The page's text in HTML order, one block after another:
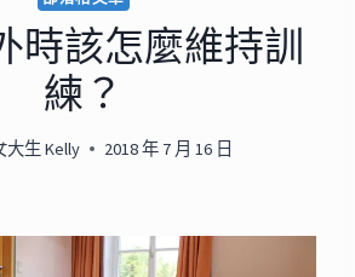
時該怎麼維持訓
練？
大生 Kelly 2018 年 7 月 16 日